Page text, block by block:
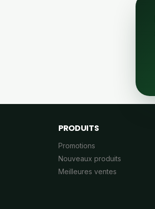
PRODUITS
Promotions
Nouveaux produits
Meilleures ventes